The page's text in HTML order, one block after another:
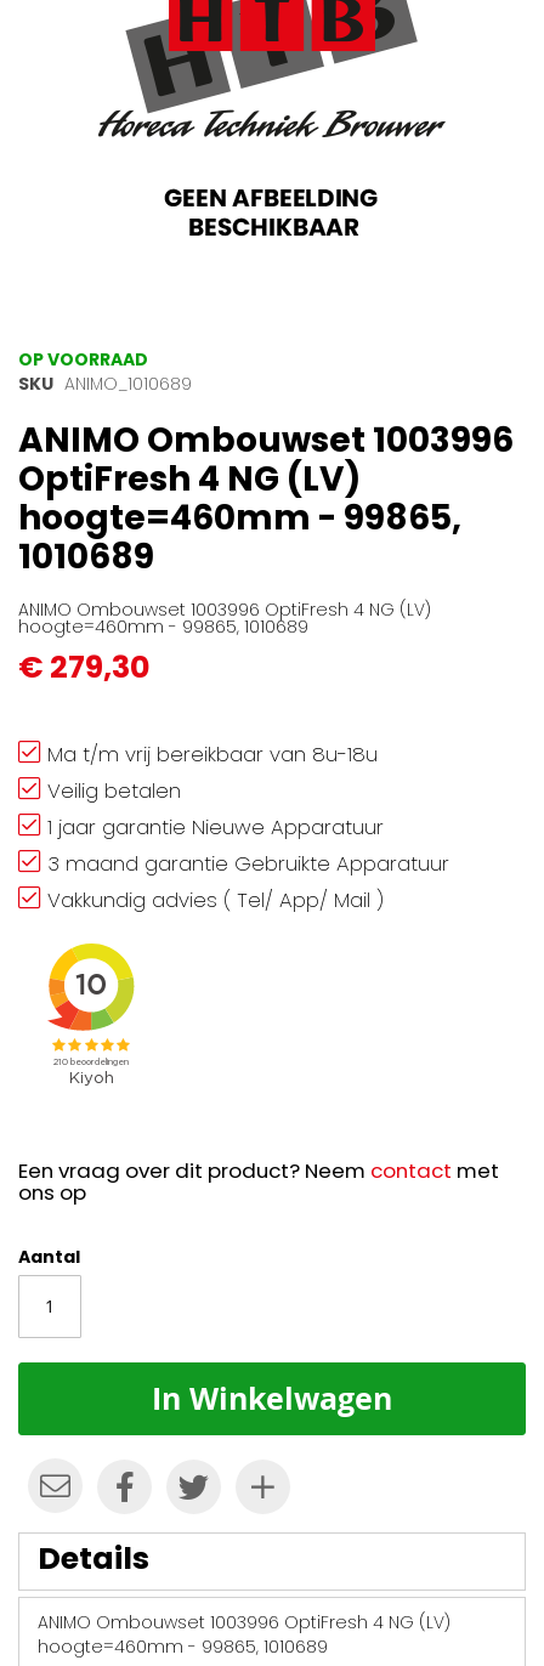
Ga
naar
begin
van
de
afbeeldingen-
gallerij
OP VOORRAAD
SKU ANIMO_1010689
ANIMO Ombouwset 1003996
OptiFresh 4 NG (LV)
hoogte=460mm - 99865,
1010689
ANIMO Ombouwset 1003996 OptiFresh 4 NG (LV)
hoogte=460mm - 99865, 1010689
€ 279,30
Ma t/m vrij bereikbaar van 8u-18u
Veilig betalen
1 jaar garantie Nieuwe Apparatuur
3 maand garantie Gebruikte Apparatuur
Vakkundig advies ( Tel/ App/ Mail )
Een vraag over dit product? Neem contact met
ons op
Aantal
In Winkelwagen
Details
ANIMO Ombouwset 1003996 OptiFresh 4 NG (LV)
hoogte=460mm - 99865, 1010689